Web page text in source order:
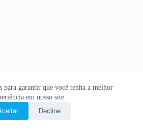
para garantir que você tenha a melhor
em nosso site.
Decline
Sagrado • Bíblia Online •